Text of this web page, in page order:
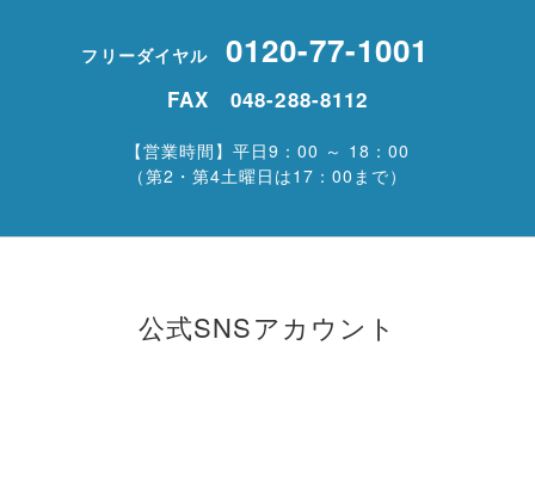
フリーダイヤル 0120-77-1001
FAX 048-288-8112
【営業時間】平日9：00 ～ 18：00
（第2・第4土曜日は17：00まで）
公式SNSアカウント